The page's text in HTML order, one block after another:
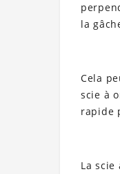
la
Cela
scie à
rapide
La